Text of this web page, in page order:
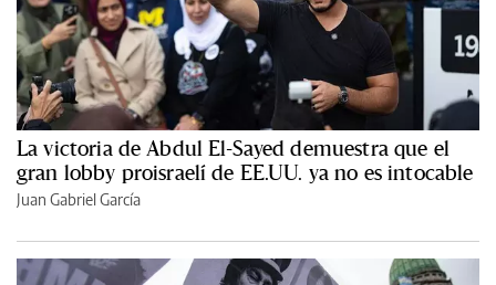
La victoria de Abdul El-Sayed demuestra que el
gran lobby proisraelí de EE.UU. ya no es intocable
Juan Gabriel García